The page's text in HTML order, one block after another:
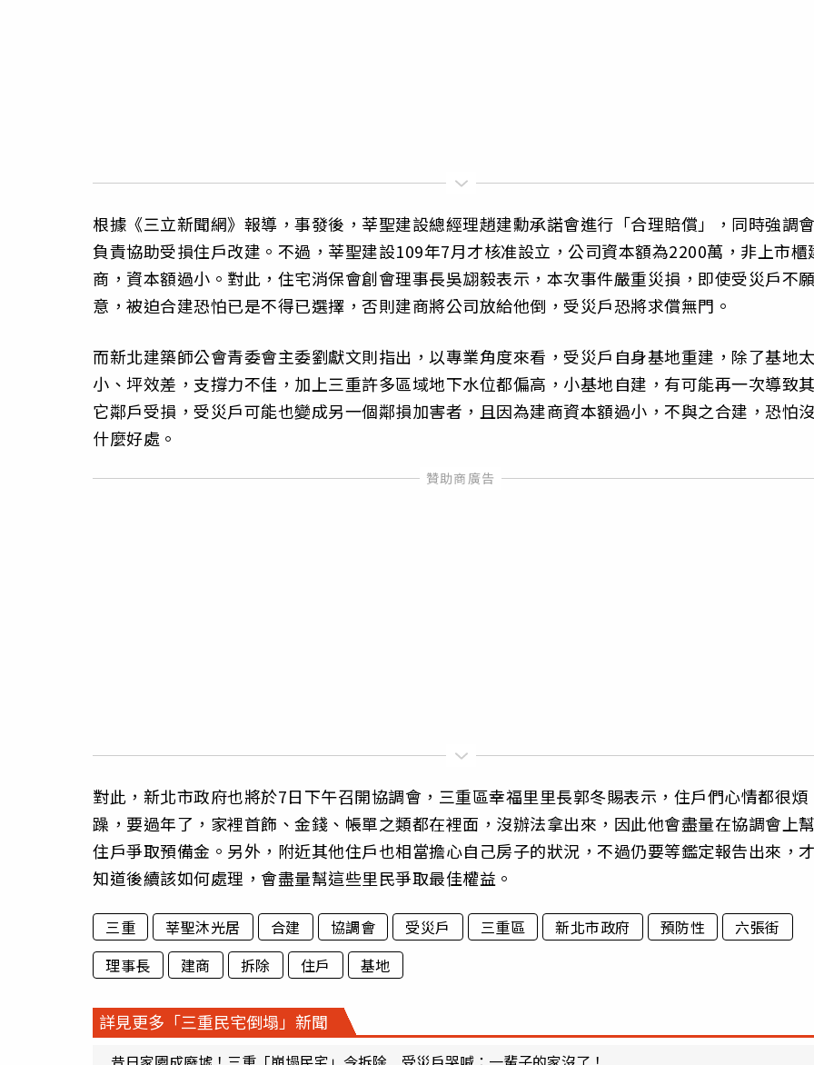
根據《三立新聞網》報導，事發後，莘聖建設總經理趙建勳承諾會進行「合理賠償」，同時強調
負責協助受損住戶改建。不過，莘聖建設109年7月才核准設立，公司資本額為2200萬，非上市櫃
商，資本額過小。對此，住宅消保會創會理事長吳翃毅表示，本次事件嚴重災損，即使受災戶不
意，被迫合建恐怕已是不得已選擇，否則建商將公司放給他倒，受災戶恐將求償無門。
而新北建築師公會青委會主委劉獻文則指出，以專業角度來看，受災戶自身基地重建，除了基地
小、坪效差，支撐力不佳，加上三重許多區域地下水位都偏高，小基地自建，有可能再一次導致
它鄰戶受損，受災戶可能也變成另一個鄰損加害者，且因為建商資本額過小，不與之合建，恐怕
什麼好處。
對此，新北市政府也將於7日下午召開協調會，三重區幸福里里長郭冬賜表示，住戶們心情都很煩
躁，要過年了，家裡首飾、金錢、帳單之類都在裡面，沒辦法拿出來，因此他會盡量在協調會上
住戶爭取預備金。另外，附近其他住戶也相當擔心自己房子的狀況，不過仍要等鑑定報告出來，
知道後續該如何處理，會盡量幫這些里民爭取最佳權益。
三重 莘聖沐光居 合建 協調會 受災戶 三重區 新北市政府 預防性
六張街
理事長
建商 拆除 住戶 基地
詳見更多「三重民宅倒塌」新聞